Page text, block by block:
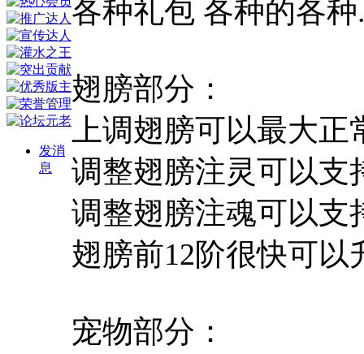
发消
息
各种礼包 各种的各种
翅膀部分：
上调翅膀可以最大
调整翅膀注灵可以支
调整翅膀注魂可以支
翅膀前12阶很快可以
宠物部分：